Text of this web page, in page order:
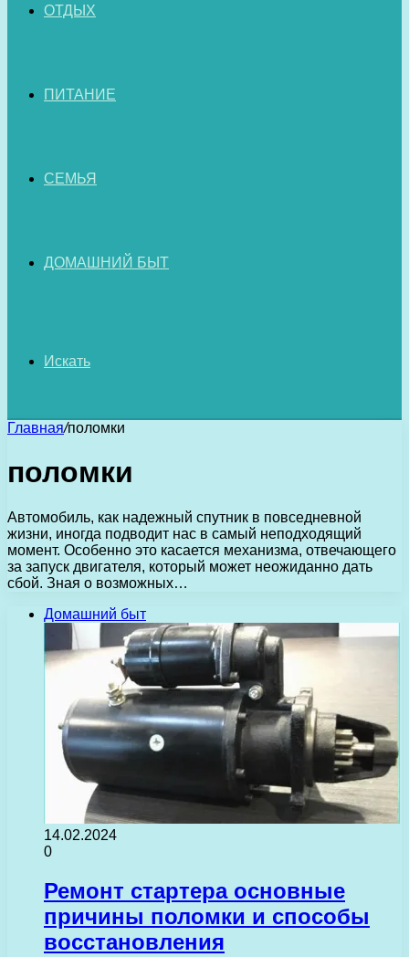
ОТДЫХ
ПИТАНИЕ
СЕМЬЯ
ДОМАШНИЙ БЫТ
Искать
Главная/поломки
поломки
Автомобиль, как надежный спутник в повседневной
жизни, иногда подводит нас в самый неподходящий
момент. Особенно это касается механизма, отвечающего
за запуск двигателя, который может неожиданно дать
сбой. Зная о возможных…
Домашний быт
14.02.2024
0
Ремонт стартера основные
причины поломки и способы
восстановления